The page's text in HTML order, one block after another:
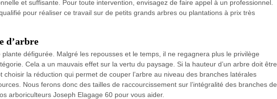
et suffisante. Pour toute intervention, envisagez de faire appel à un professionnel.
pour réaliser ce travail sur de petits grands arbres ou plantations à prix très
d’arbre
défigurée. Malgré les repousses et le temps, il ne regagnera plus le privilège
Cela a un mauvais effet sur la vertu du paysage. Si la hauteur d’un arbre doit être
choisir la réduction qui permet de couper l’arbre au niveau des branches latérales
Nous ferons donc des tailles de raccourcissement sur l’intégralité des branches de
arboriculteurs Joseph Elagage 60 pour vous aider.